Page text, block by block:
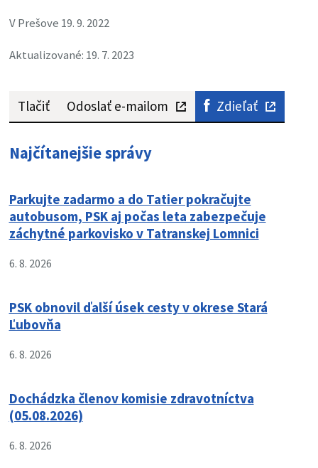
V Prešove 19. 9. 2022
Aktualizované: 19. 7. 2023
Tlačiť Odoslať e-mailom Zdieľať
Najčítanejšie správy
Parkujte zadarmo a do Tatier pokračujte
autobusom, PSK aj počas leta zabezpečuje
záchytné parkovisko v Tatranskej Lomnici
6. 8. 2026
PSK obnovil ďalší úsek cesty v okrese Stará
Ľubovňa
6. 8. 2026
Dochádzka členov komisie zdravotníctva
(05.08.2026)
6. 8. 2026